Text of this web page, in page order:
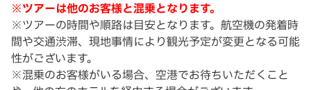
※ツアーは他のお客様と混乗となります。
※ツアーの時間や順路は目安となります。航空機の発着時
間や交通渋滞、現地事情により観光予定が変更となる可能
性がございます。
※混乗のお客様がいる場合、空港でお待ちいただくこと